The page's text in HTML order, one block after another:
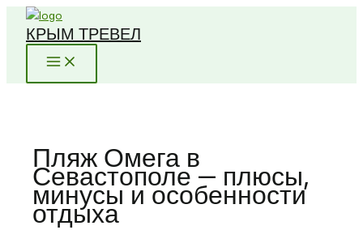
Перейти
КРЫМ ТРЕВЕЛ
Пляж Омега в
Севастополе — плюсы,
минусы и особенности
отдыха